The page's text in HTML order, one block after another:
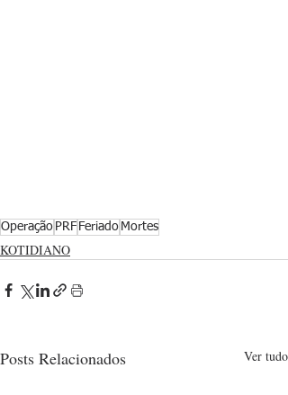
Operação PRF Feriado Mortes
KOTIDIANO
Posts Relacionados Ver tudo